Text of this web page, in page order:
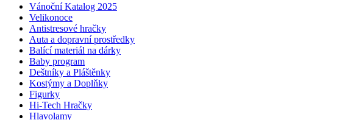
Vánoční Katalog 2025
Velikonoce
Antistresové hračky
Auta a dopravní prostředky
Balící materiál na dárky
Baby program
Deštníky a Pláštěnky
Kostýmy a Doplňky
Figurky
Hi-Tech Hračky
Hlavolamy